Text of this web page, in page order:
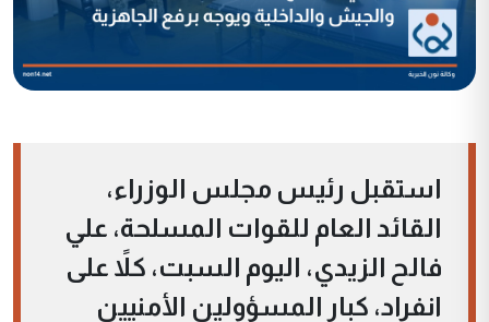
استقبل رئيس مجلس الوزراء،
القائد العام للقوات المسلحة، علي
فالح الزيدي، اليوم السبت، كلاً على
انفراد، كبار المسؤولين الأمنيين